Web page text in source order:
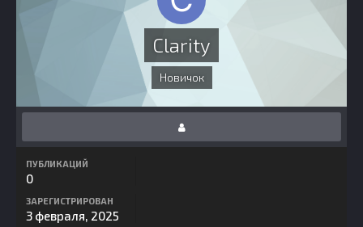
Clarity
Новичок
ПУБЛИКАЦИЙ
0
ЗАРЕГИСТРИРОВАН
3 февраля, 2025